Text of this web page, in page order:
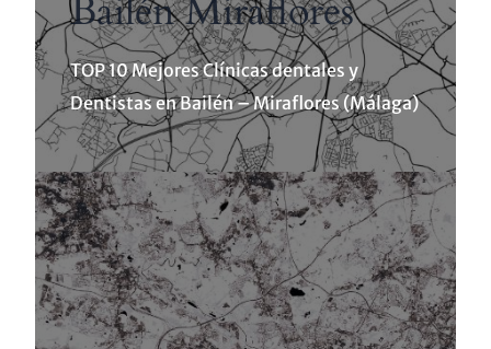
Bailén Miraflores
TOP 10 Mejores Clínicas dentales y
Dentistas en Bailén – Miraflores (Málaga)